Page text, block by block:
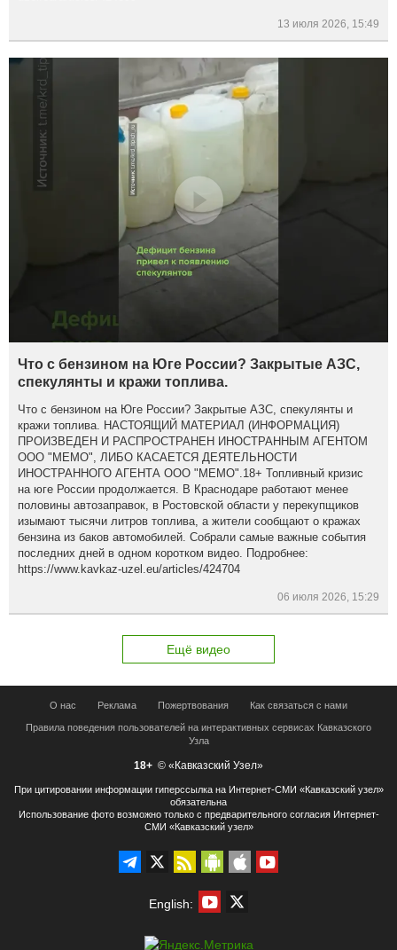
13 июля 2026, 15:49
Что с бензином на Юге России? Закрытые АЗС,
спекулянты и кражи топлива.
Что с бензином на Юге России? Закрытые АЗС, спекулянты и
кражи топлива. НАСТОЯЩИЙ МАТЕРИАЛ (ИНФОРМАЦИЯ)
ПРОИЗВЕДЕН И РАСПРОСТРАНЕН ИНОСТРАННЫМ АГЕНТОМ
ООО "МЕМО", ЛИБО КАСАЕТСЯ ДЕЯТЕЛЬНОСТИ
ИНОСТРАННОГО АГЕНТА ООО "МЕМО".18+ Топливный кризис
на юге России продолжается. В Краснодаре работают менее
половины автозаправок, в Ростовской области у перекупщиков
изымают тысячи литров топлива, а жители сообщают о кражах
бензина из баков автомобилей. Собрали самые важные события
последних дней в одном коротком видео. Подробнее:
https://www.kavkaz-uzel.eu/articles/424704
06 июля 2026, 15:29
Ещё видео
О нас Реклама Пожертвования Как связаться с нами
Правила поведения пользователей на интерактивных сервисах Кавказского
Узла
18+ © «Кавказский Узел»
При цитировании информации гиперссылка на Интернет-СМИ «Кавказский узел»
обязательна
Использование фото возможно только с предварительного согласия Интернет-
СМИ «Кавказский узел»
English: